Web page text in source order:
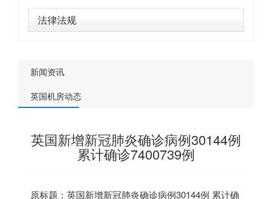
法律法规
新闻资讯
英国机房动态
英国新增新冠肺炎确诊病例30144例
累计确诊7400739例
原标题： 英国新增新冠肺炎确诊病例30144例 累计确